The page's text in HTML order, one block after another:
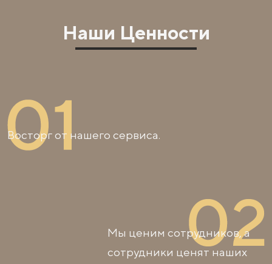
Наши Ценности
Восторг от нашего сервиса.
Мы ценим сотрудников, а
сотрудники ценят наших